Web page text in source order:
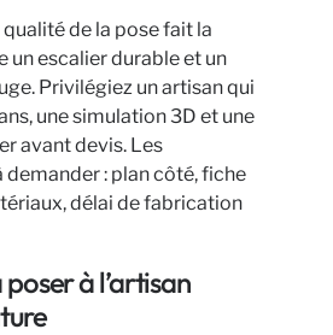
qualité de la pose fait la
un escalier durable et un
Privilégiez un artisan qui
une simulation 3D et une
avant devis. Les
demander : plan côté, fiche
délai de fabrication
à l’artisan